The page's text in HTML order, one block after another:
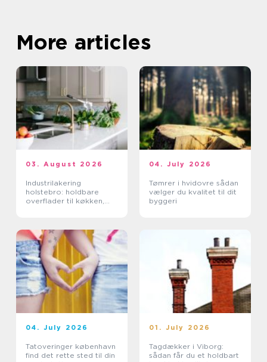
More articles
03. August 2026
Industrilakering
holstebro: holdbare
overflader til køkken,
04. July 2026
Tømrer i hvidovre sådan
vælger du kvalitet til dit
byggeri
04. July 2026
Tatoveringer københavn
find det rette sted til din
01. July 2026
Tagdækker i Viborg:
sådan får du et holdbart